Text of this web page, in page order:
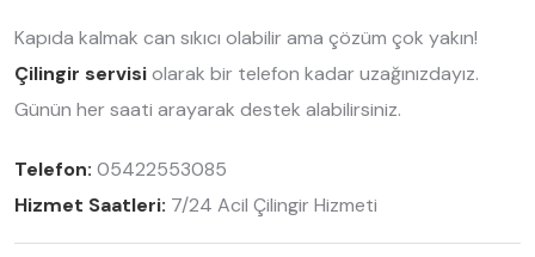
Kapıda kalmak can sıkıcı olabilir ama çözüm çok yakın!
Çilingir servisiolarak bir telefon kadar uzağınızdayız.
Günün her saati arayarak destek alabilirsiniz.
Telefon: 05422553085
Hizmet Saatleri: 7/24 Acil Çilingir Hizmeti